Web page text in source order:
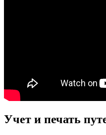
Учет и печать